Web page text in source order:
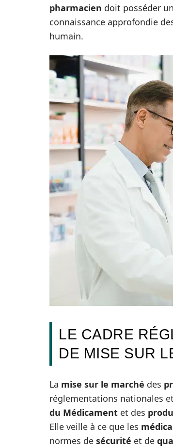
pharmacien doit posséder
connaissance approfondie
humain.
LE CADRE
DE MISE SUR
La mise sur le marché des
réglementations nationales
du Médicament et des
Elle veille à ce que les
normes de sécurité et de